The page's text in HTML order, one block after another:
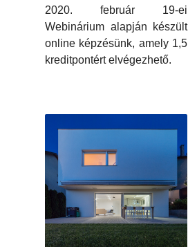
2020. február 19-ei
Webinárium alapján készült
online képzésünk, amely 1,5
kreditpontért elvégezhető.